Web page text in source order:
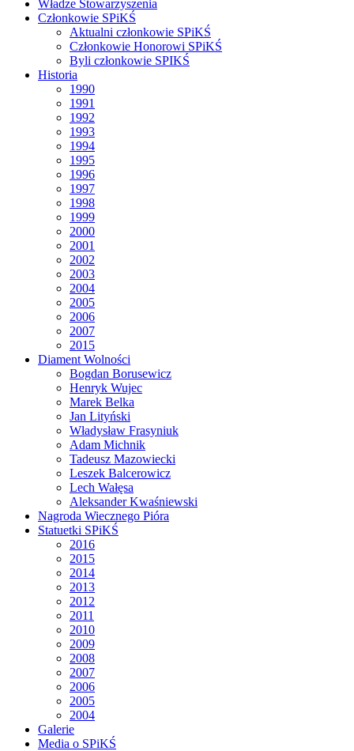
Władze Stowarzyszenia
Członkowie SPiKŚ
Aktualni członkowie SPiKŚ
Członkowie Honorowi SPiKŚ
Byli członkowie SPIKŚ
Historia
1990
1991
1992
1993
1994
1995
1996
1997
1998
1999
2000
2001
2002
2003
2004
2005
2006
2007
2015
Diament Wolności
Bogdan Borusewicz
Henryk Wujec
Marek Belka
Jan Lityński
Władysław Frasyniuk
Adam Michnik
Tadeusz Mazowiecki
Leszek Balcerowicz
Lech Wałęsa
Aleksander Kwaśniewski
Nagroda Wiecznego Pióra
Statuetki SPiKŚ
2016
2015
2014
2013
2012
2011
2010
2009
2008
2007
2006
2005
2004
Galerie
Media o SPiKŚ